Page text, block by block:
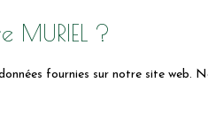
MURIEL ?
fournies sur notre site web.